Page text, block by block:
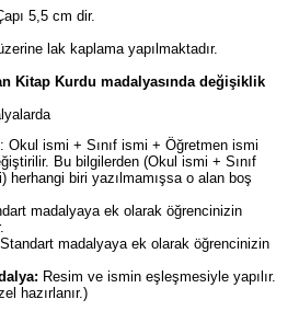
5,5 cm dir.
lak kaplama yapılmaktadır.
Kitap Kurdu madalyasında değişiklik
: Okul ismi + Sınıf ismi + Öğretmen ismi
Bu bilgilerden (Okul ismi + Sınıf
herhangi biri yazılmamışsa o alan boş
madalyaya ek olarak öğrencinizin
Standart madalyaya ek olarak öğrencinizin
Resim ve ismin eşleşmesiyle yapılır.
hazırlanır.)